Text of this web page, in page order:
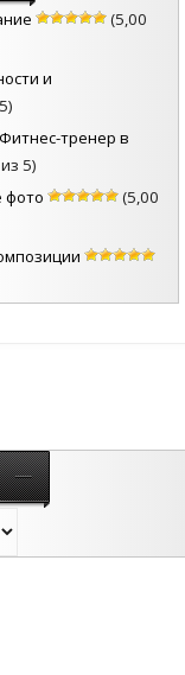
(5,00
и
тренер в
5)
фото
(5,00